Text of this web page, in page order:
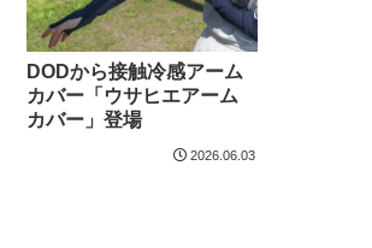
DODから接触冷感アーム
カバー「ウサヒエアーム
カバー」登場
2026.06.03